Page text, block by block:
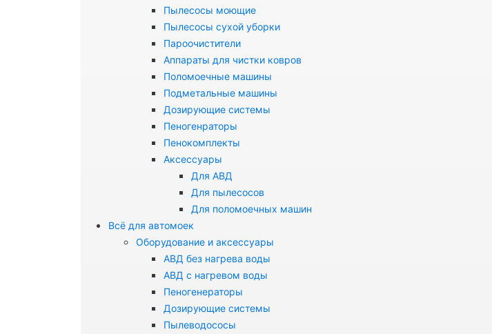
Пылесосы моющие
Пылесосы сухой уборки
Пароочистители
Аппараты для чистки ковров
Поломоечные машины
Подметальные машины
Дозирующие системы
Пеногенраторы
Пенокомплекты
Аксессуары
Для АВД
Для пылесосов
Для поломоечных машин
Всё для автомоек
Оборудование и аксессуары
АВД без нагрева воды
АВД с нагревом воды
Пеногенераторы
Дозирующие системы
Пылеводососы